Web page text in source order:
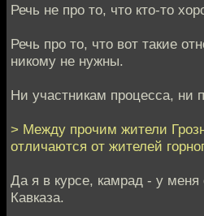
Речь не про то, что кто-то
Речь про то, что вот такие
никому не нужны.
Ни участникам процесса, ни
> Между прочим жители
отличаются от жителей
Да я в курсе, камрад - у меня
Кавказа.